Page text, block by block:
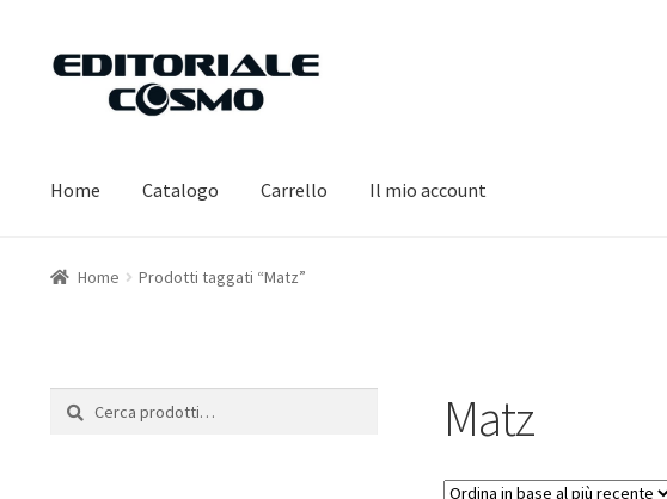
Vai
navigazione
Vai
Home Catalogo Carrello Il mio account
Home Prodotti taggati “Matz”
Matz
Cerca:
Cerca